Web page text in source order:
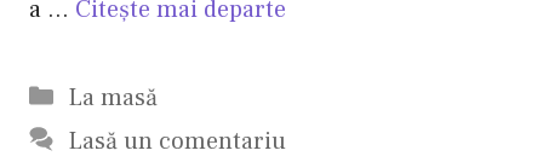
a … Citește mai departe
Categorii
La masă
Lasă un comentariu